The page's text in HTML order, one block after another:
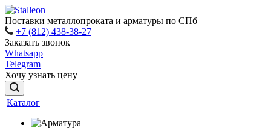
Поставки металлопроката и арматуры по СПб
+7 (812) 438-38-27
Заказать звонок
Whatsapp
Telegram
Хочу узнать цену
Каталог